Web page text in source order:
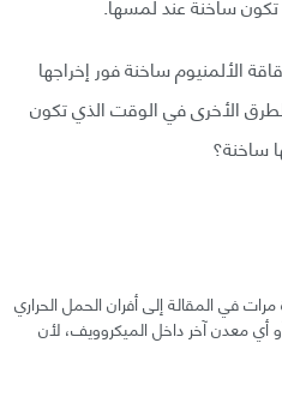
الألمنيوم ساخنة فور إخراجها
الأخرى في الوقت الذي تكون
ساخنة؟
في المقالة إلى أفران الحمل الحراري
أي معدن آخر داخل الميكروويف، لأن